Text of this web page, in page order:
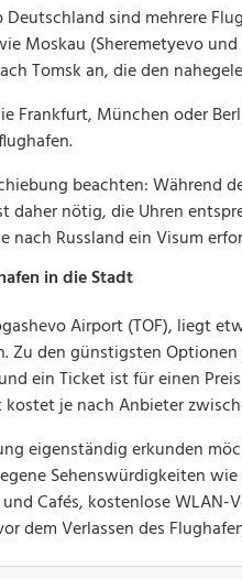
Deutschland sind mehrere
Moskau (Sheremetyevo
Tomsk an, die den
Frankfurt, München oder
beachten: Während
daher nötig, die Uhren
nach Russland ein Visum
in die Stadt
Airport (TOF), liegt
Zu den günstigsten
ein Ticket ist für einen
je nach Anbieter
eigenständig erkunden
Sehenswürdigkeiten
Cafés, kostenlose
dem Verlassen des